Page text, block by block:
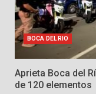
BOCA DEL RIO
Aprieta Boca del
de 120 elementos